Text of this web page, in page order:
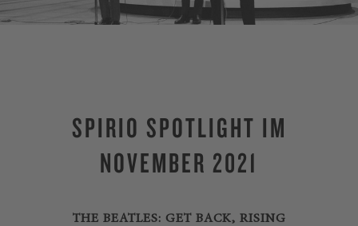
SPIRIO SPOTLIGHT IM
NOVEMBER 2021
THE BEATLES: GET BACK, RISING